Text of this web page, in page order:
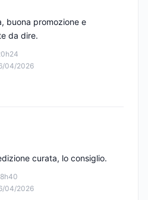
04/2026
buona promozione e
da dire.
04/2026
curata, lo consiglio.